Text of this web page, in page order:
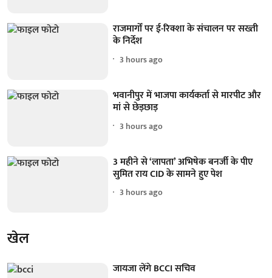
राजमार्गों पर ई-रिक्शा के संचालन पर सख्ती
के निर्देश
3 hours ago
भवानीपुर में भाजपा कार्यकर्ता से मारपीट और
मां से छेड़छाड़
3 hours ago
3 महीने से ‘लापता’ अभिषेक बनर्जी के पीए
सुमित राय CID के सामने हुए पेश
3 hours ago
खेल
जायजा लेंगे BCCI सचिव